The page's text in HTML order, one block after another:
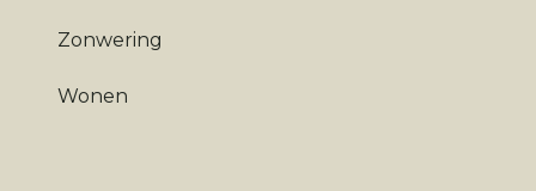
Zonwering
Wonen